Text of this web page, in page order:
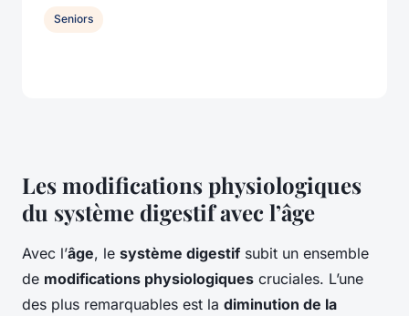
Les modifications physiologiques
du système digestif avec l’âge
Avec l’âge, le système digestif subit un ensemble
de modifications physiologiques cruciales. L’une
des plus remarquables est la diminution de la
Seniors